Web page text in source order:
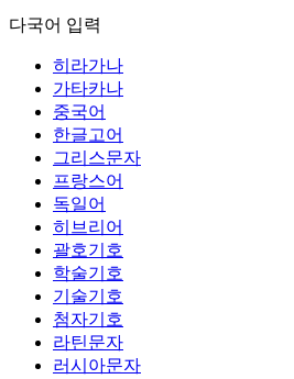
다국어 입력
히라가나
가타카나
중국어
한글고어
그리스문자
프랑스어
독일어
히브리어
괄호기호
학술기호
기술기호
첨자기호
라틴문자
러시아문자